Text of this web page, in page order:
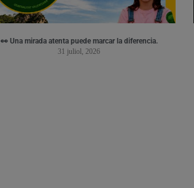
👀 Una mirada atenta puede marcar la diferencia.
31 juliol, 2026